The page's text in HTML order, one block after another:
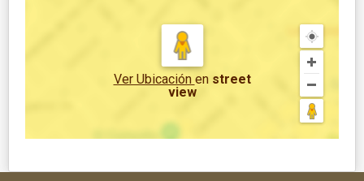
Ver Ubicación en street
view